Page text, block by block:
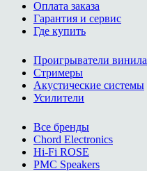
Оплата заказа
Гарантия и сервис
Где купить
Проигрыватели винила
Стримеры
Акустические системы
Усилители
Все бренды
Chord Electronics
Hi-Fi ROSE
PMC Speakers